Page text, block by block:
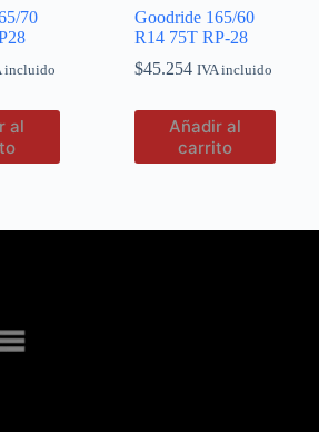
70
incluido
al
Goodride 165/60
R14 75T RP-28
$45.254 IVA incluido
Añadir al
carrito